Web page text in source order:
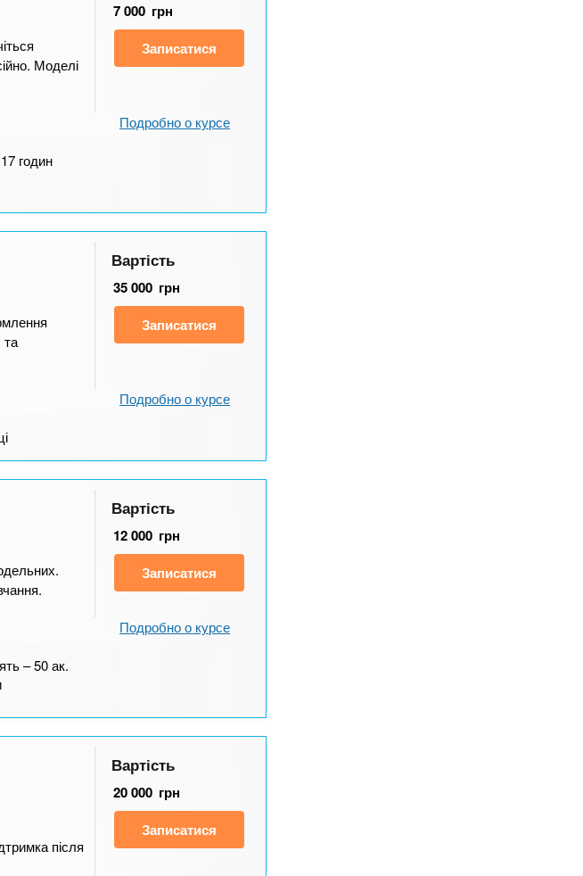
Моделі
7 000 грн
Записатися
Подробно о курсе
годин
та
Вартість
35 000 грн
Записатися
Подробно о курсе
Вартість
12 000 грн
Записатися
Подробно о курсе
– 50 ак.
після
Вартість
20 000 грн
Записатися